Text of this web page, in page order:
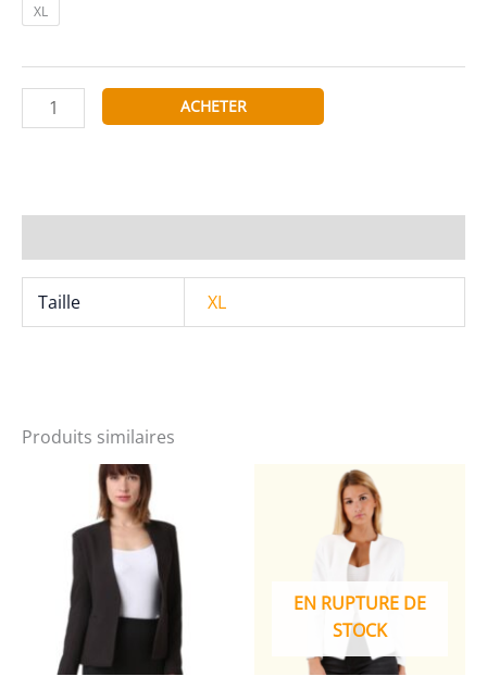
XL
quantité
de
Manches
Longues
Casual
Printemps
TAILLE
ACHETER
Taille XL
Produits similaires
EN RUPTURE DE
STOCK